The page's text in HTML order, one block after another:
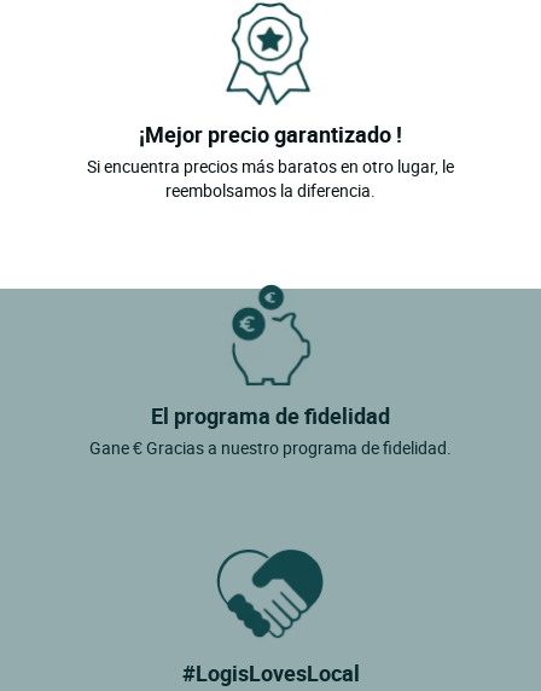
¡Mejor precio garantizado !
Si encuentra precios más baratos en otro lugar, le
reembolsamos la diferencia.
El programa de fidelidad
Gane € Gracias a nuestro programa de fidelidad.
#LogisLovesLocal